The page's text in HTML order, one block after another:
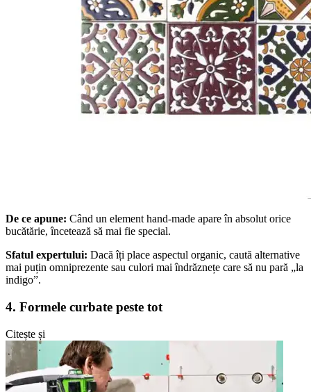
De ce apune: Când un element hand-made apare în absolut orice
bucătărie, încetează să mai fie special.
Sfatul expertului: Dacă îți place aspectul organic, caută alternative
mai puțin omniprezente sau culori mai îndrăznețe care să nu pară „la
indigo”.
4. Formele curbate peste tot
Citește și